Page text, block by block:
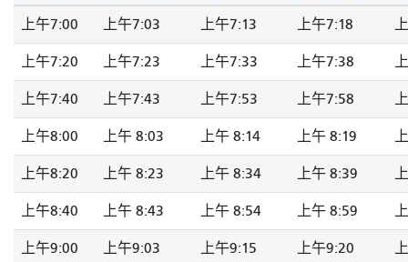
上午7:00 上午7:03 上午7:13 上午7:18
上午7:20 上午7:23 上午7:33 上午7:38
上午7:40 上午7:43 上午7:53 上午7:58
上午8:00 上午 8:03 上午 8:14 上午 8:19
上午8:20 上午 8:23 上午 8:34 上午 8:39
上午8:40 上午 8:43 上午 8:54 上午 8:59
上午9:00 上午9:03 上午9:15 上午9:20